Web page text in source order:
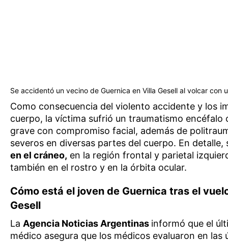
Se accidentó un vecino de Guernica en Villa Gesell al volcar con
Como consecuencia del violento accidente y los
cuerpo, la víctima sufrió un traumatismo encéfalo
grave con compromiso facial, además de
severos en diversas partes del cuerpo. En
en el cráneo, en la región frontal y parietal
también en el rostro y en la órbita ocular.
Cómo está el joven de Guernica tras el
Gesell
La Agencia Noticias Argentinas informó que el
médico asegura que los médicos evaluaron en las